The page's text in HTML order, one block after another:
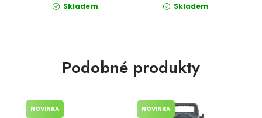
Skladem Skladem
Podobné produkty
NOVINKA NOVINKA